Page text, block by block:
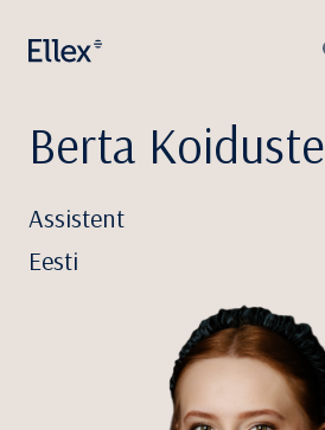
Berta Koiduste
Assistent
Eesti